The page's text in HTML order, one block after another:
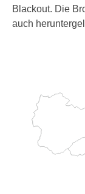
Blackout. Die
auch